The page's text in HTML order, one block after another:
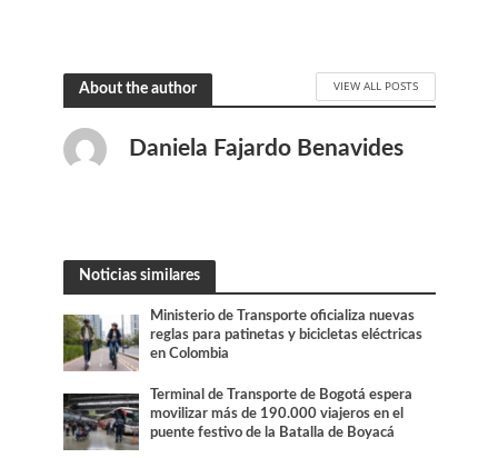
About the author VIEW ALL POSTS
Daniela Fajardo Benavides
Noticias similares
Ministerio de Transporte oficializa nuevas
reglas para patinetas y bicicletas eléctricas
en Colombia
Terminal de Transporte de Bogotá espera
movilizar más de 190.000 viajeros en el
puente festivo de la Batalla de Boyacá